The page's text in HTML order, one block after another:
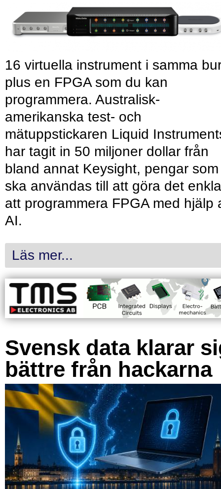
16 virtuella instrument i samma
plus en FPGA som du kan
programmera. Australisk-
amerikanska test- och
mätuppstickaren Liquid
har tagit in 50 miljoner dollar från
bland annat Keysight, pengar som
ska användas till att göra det
att programmera FPGA med hjälp
AI.
Läs mer...
Svensk data klarar
bättre från hackarna